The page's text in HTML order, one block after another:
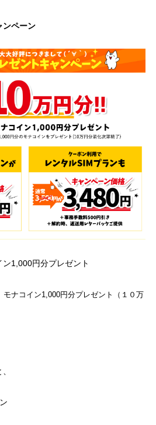
ンペーン
1,000円分プレゼント
ナコイン1,000円分プレゼント（ １０万